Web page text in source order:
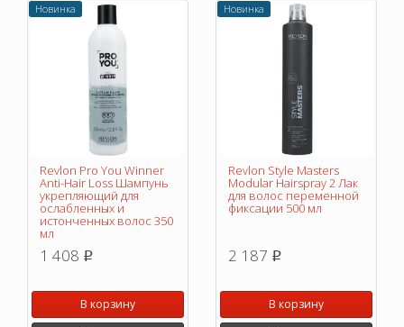
Новинка
Revlon Pro You Winner
Anti-Hair Loss Шампунь
укрепляющий для
ослабленных и
истонченных волос 350
мл
1 408 p
В корзину
Новинка
Revlon Style Masters
Modular Hairspray 2 Лак
для волос переменной
фиксации 500 мл
2 187 p
В корзину